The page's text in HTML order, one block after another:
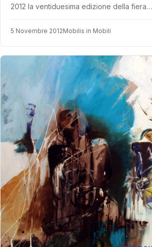
2012 la ventiduesima edizione della fiera…
5 Novembre 2012Mobilis in Mobili